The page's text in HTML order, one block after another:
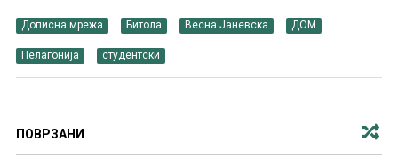
Дописна мрежа Битола Весна Јаневска ДОМ
Пелагонија студентски
ПОВРЗАНИ